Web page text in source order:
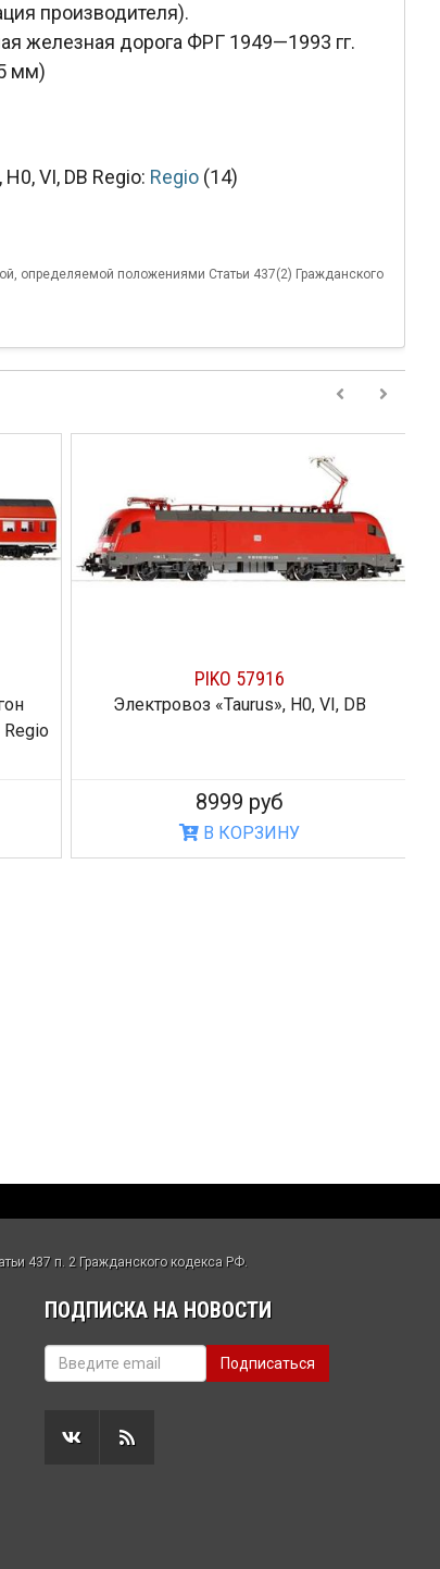
производителя).
железная дорога ФРГ 1949—1993 гг.
мм)
VI, DB Regio: Regio (14)
определяемой положениями Статьи 437(2) Гражданского
Regio
PIKO 57916
Электровоз «Taurus», H0, VI, DB
8999 руб
В КОРЗИНУ
437 п. 2 Гражданского кодекса РФ.
ПОДПИСКА НА НОВОСТИ